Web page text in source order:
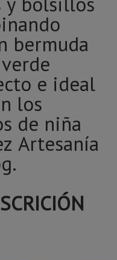
bermuda
e ideal
los
de niña
Artesanía